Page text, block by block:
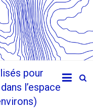
pour
l’espace